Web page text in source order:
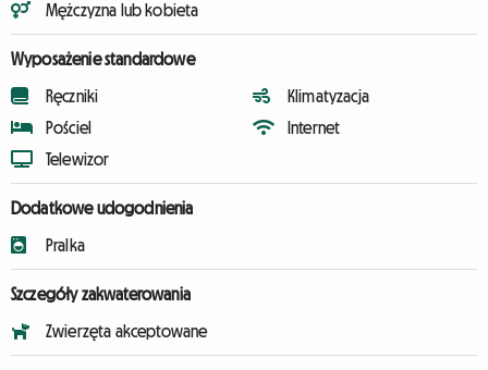
Mężczyzna lub kobieta
Wyposażenie standardowe
Ręczniki
Pościel
Telewizor
Klimatyzacja
Internet
Dodatkowe udogodnienia
Pralka
Szczegóły zakwaterowania
Zwierzęta akceptowane